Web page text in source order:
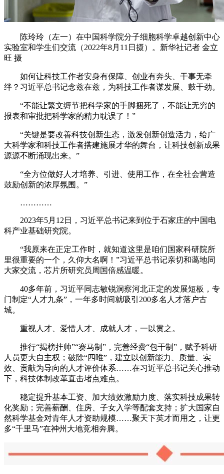
陈玲玲（左一）在中国科学院分子细胞科学卓越创新中心
实验室和学生们交流（2022年8月11日摄）。新华社记者 金立
旺 摄
如何让科技工作者安身有保障、创业有奔头、干事无牵
绊？习近平总书记念兹在兹，为科技工作者谋发展、鼓干劲。
“不能让繁文缛节把科学家的手脚捆死了，不能让无穷的
报表和审批把科学家的精力耽误了！”
“关键是要改善科技创新生态，激发创新创造活力，给广
大科学家和科技工作者搭建施展才华的舞台，让科技创新成果
源源不断涌现出来。”
“全方位做好人才培养、引进、使用工作，在全社会营造
鼓励创新的浓厚氛围。”
…………
2023年5月12日，习近平总书记来到位于石家庄的中国电
科产业基础研究院。
“我原来在正定工作时，就知道这里是咱们国家科研院所
里很重要的一个，久仰大名啊！”习近平总书记亲切和蔼地同
大家交流，芯片所研究员周国倍感温暖。
40多年前，习近平同志敏锐洞察河北正定的发展短板，专
门制定“人才九条”，一年多时间就吸引200多名人才落户古
城。
重视人才、爱惜人才、成就人才，一以贯之。
推行“揭榜挂帅”“赛马制”，完善经费“包干制”，赋予科研
人员更大自主权；破除“四唯”，建立以创新能力、质量、实
效、贡献为导向的人才评价体系……在习近平总书记关心推动
下，科技体制改革直击堵点难点。
稳定提升基本工资、加大绩效激励力度、落实科技成果转
化奖励；完善薪酬、住房、子女入学等配套支持；扩大国家自
然科学基金对青年人才资助规模……聚天下英才而用之，让更
多“千里马”在神州大地竞相奔腾。